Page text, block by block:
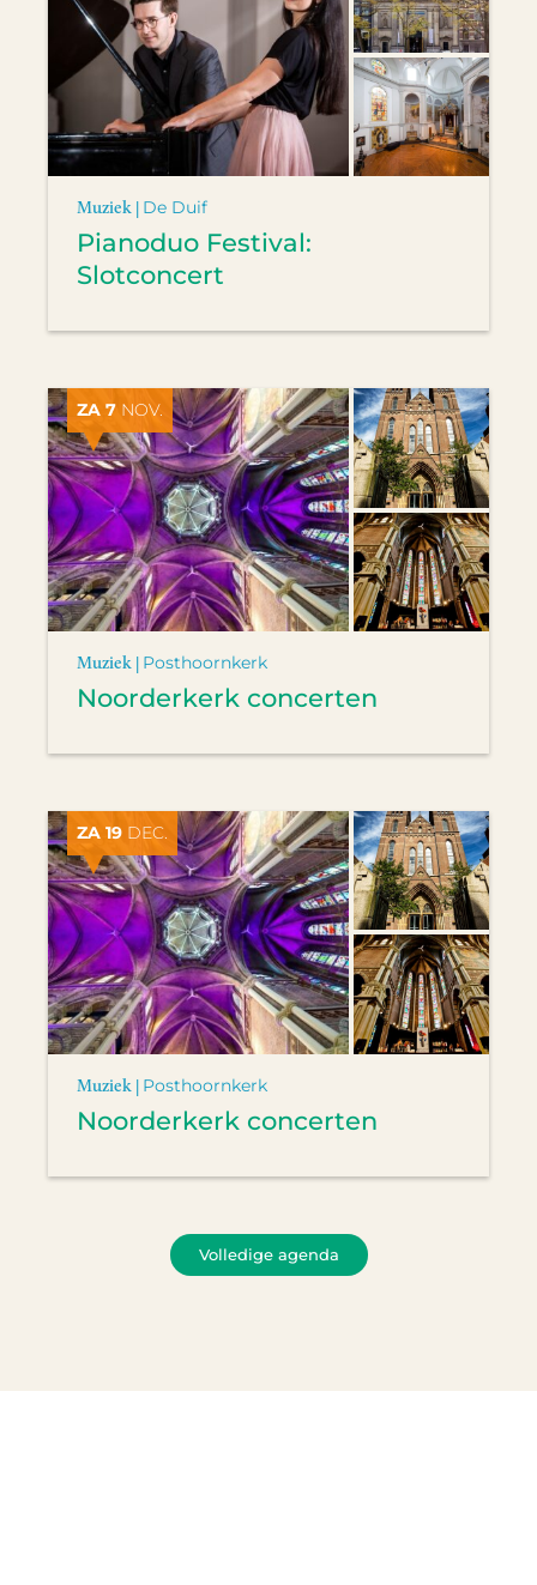
Muziek | De Duif
Pianoduo Festival:
Slotconcert
ZA 7 NOV.
Muziek | Posthoornkerk
Noorderkerk concerten
ZA 19 DEC.
Muziek | Posthoornkerk
Noorderkerk concerten
Volledige agenda